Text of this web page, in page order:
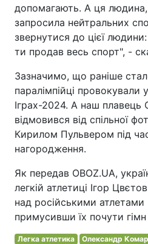
допомагають. А ця людина,
запросила нейтральних
звернутися до цієї
ти продав весь спорт", -
Зазначимо, що раніше
паралімпійці провокували
Іграх-2024. А наш
відмовився від спільної
Кирилом Пульвером під
нагородження.
Як передав OBOZ.UA,
легкій атлетиці Ігор
над російськими атлетами
примусивши їх почути гімн
Легка атлетика Олександр